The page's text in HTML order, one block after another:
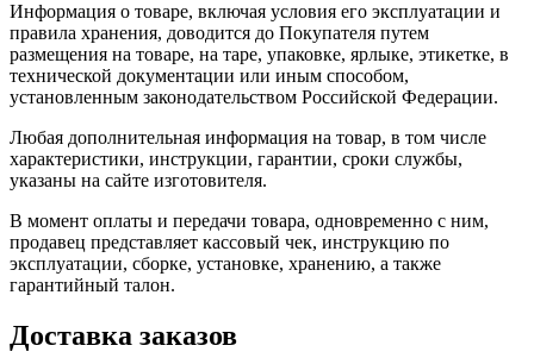
Информация о товаре, включая условия его эксплуатации и
правила хранения, доводится до Покупателя путем
размещения на товаре, на таре, упаковке, ярлыке, этикетке, в
технической документации или иным способом,
установленным законодательством Российской Федерации.
Любая дополнительная информация на товар, в том числе
характеристики, инструкции, гарантии, сроки службы,
указаны на сайте изготовителя.
В момент оплаты и передачи товара, одновременно с ним,
продавец представляет кассовый чек, инструкцию по
эксплуатации, сборке, установке, хранению, а также
гарантийный талон.
Доставка заказов